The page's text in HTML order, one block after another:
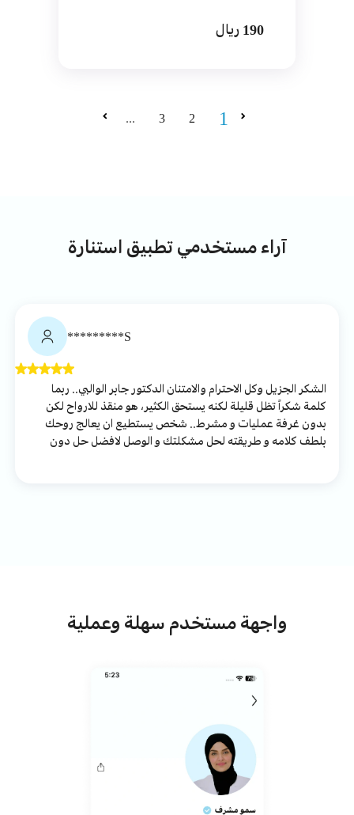
190 ريال
1
2
3
...
آراء مستخدمي تطبيق استنارة
S*********
الشكر الجزيل وكل الاحترام والامتنان الدكتور جابر الوالبي.. ربما
كلمة شكراً تظل قليلة لكنه يستحق الكثير، هو منقذ للارواح لكن
بدون غرفة عمليات و مشرط.. شخص يستطيع ان يعالج روحك
بلطف كلامه و طريقته لحل مشكلتك و الوصل لافضل حل دون
واجهة مستخدم سهلة وعملية